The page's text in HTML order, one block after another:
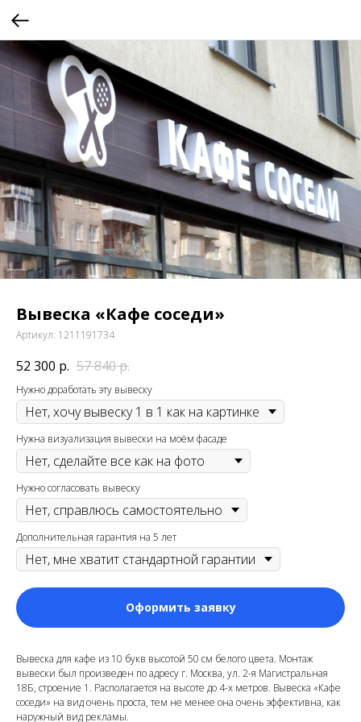
Вывеска «Кафе соседи»
Артикул: 1211191734
52 300 р. 57 840р.
Нужно доработать эту вывеску
Нужна визуализация вывески на моём фасаде
Нужно согласовать вывеску
Дополнительная гарантия на 5 лет
Оформить заявку
Вывеска для кафе из 10 букв высотой 50 см белого цвета. Монтаж
вывески был произведен по адресу г. Москва, ул. 2-я Магистральная
18Б, строение 1. Располагается на высоте до 4-х метров. Вывеска «Кафе
соседи» на вид очень проста, тем не менее она очень эффективна, как
наружный вид рекламы.